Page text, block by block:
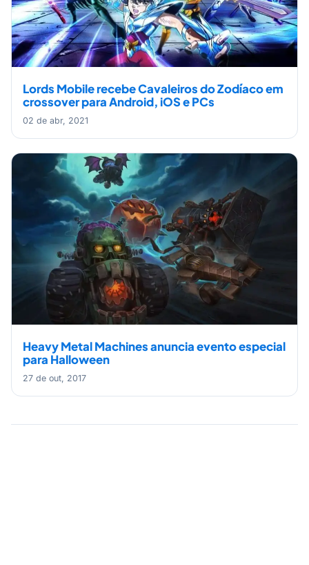
Lords Mobile recebe Cavaleiros do Zodíaco em
crossover para Android, iOS e PCs
02 de abr, 2021
Heavy Metal Machines anuncia evento especial
para Halloween
27 de out, 2017